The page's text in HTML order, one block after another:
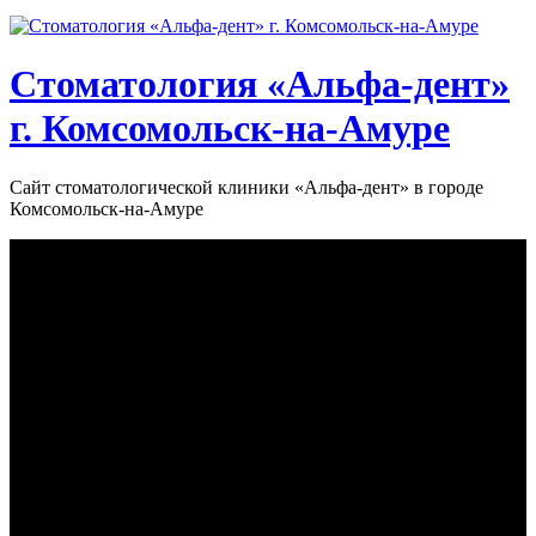
Стоматология «‎Альфа-дент»‎
г. Комсомольск-на-Амуре
Сайт стоматологической клиники «‎Альфа-дент» в городе
Комсомольск-на-Амуре